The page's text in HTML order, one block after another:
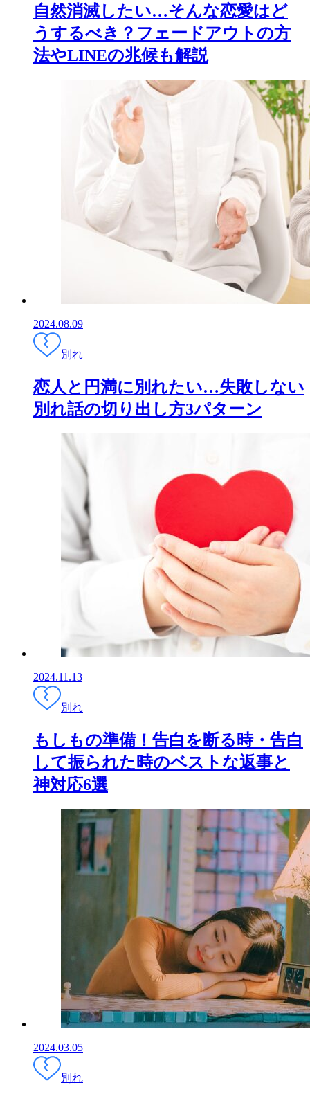
自然消滅したい…そんな恋愛はど
うするべき？フェードアウトの方
法やLINEの兆候も解説
2024.08.09
別れ
恋人と円満に別れたい…失敗しない
別れ話の切り出し方3パターン
2024.11.13
別れ
もしもの準備！告白を断る時・告白
して振られた時のベストな返事と
神対応6選
2024.03.05
別れ